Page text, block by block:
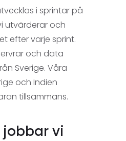
i sprintar på
utvärderar och
efter varje sprint.
och data
Sverige. Våra
och Indien
tillsammans.
jobbar vi